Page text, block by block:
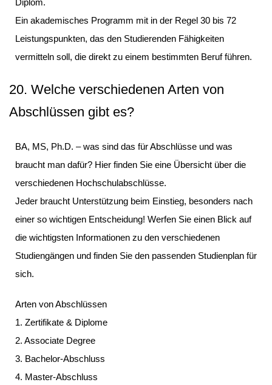
Diplom.
Ein akademisches Programm mit in der Regel 30 bis 72
Leistungspunkten, das den Studierenden Fähigkeiten
vermitteln soll, die direkt zu einem bestimmten Beruf führen.
20. Welche verschiedenen Arten von
Abschlüssen gibt es?
BA, MS, Ph.D. – was sind das für Abschlüsse und was
braucht man dafür? Hier finden Sie eine Übersicht über die
verschiedenen Hochschulabschlüsse.
Jeder braucht Unterstützung beim Einstieg, besonders nach
einer so wichtigen Entscheidung! Werfen Sie einen Blick auf
die wichtigsten Informationen zu den verschiedenen
Studiengängen und finden Sie den passenden Studienplan für
sich.
Arten von Abschlüssen
1. Zertifikate & Diplome
2. Associate Degree
3. Bachelor-Abschluss
4. Master-Abschluss